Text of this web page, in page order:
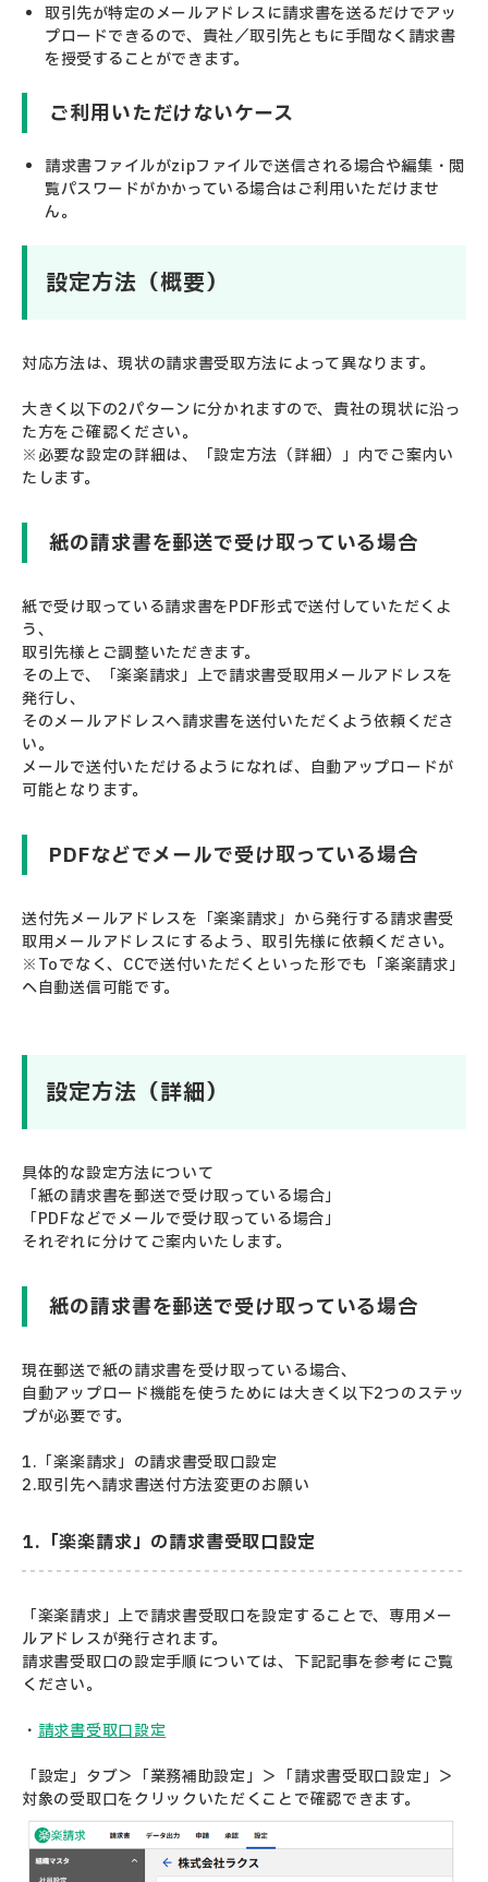
取引先が特定のメールアドレスに請求書を送るだけでアッ
プロードできるので、貴社／取引先ともに手間なく請求書
を授受することができます。
ご利用いただけないケース
請求書ファイルがzipファイルで送信される場合や編集・閲
覧パスワードがかかっている場合はご利用いただけませ
ん。
設定方法（概要）
対応方法は、現状の請求書受取方法によって異なります。
大きく以下の2パターンに分かれますので、貴社の現状に沿っ
た方をご確認ください。
※必要な設定の詳細は、「設定方法（詳細）」内でご案内い
たします。
紙の請求書を郵送で受け取っている場合
紙で受け取っている請求書をPDF形式で送付していただくよ
う、
取引先様とご調整いただきます。
その上で、「楽楽請求」上で請求書受取用メールアドレスを
発行し、
そのメールアドレスへ請求書を送付いただくよう依頼くださ
い。
メールで送付いただけるようになれば、自動アップロードが
可能となります。
PDFなどでメールで受け取っている場合
送付先メールアドレスを「楽楽請求」から発行する請求書受
取用メールアドレスにするよう、取引先様に依頼ください。
※Toでなく、CCで送付いただくといった形でも「楽楽請求」
へ自動送信可能です。
設定方法（詳細）
具体的な設定方法について
「紙の請求書を郵送で受け取っている場合」
「PDFなどでメールで受け取っている場合」
それぞれに分けてご案内いたします。
紙の請求書を郵送で受け取っている場合
現在郵送で紙の請求書を受け取っている場合、
自動アップロード機能を使うためには大きく以下2つのステッ
プが必要です。
1.「楽楽請求」の請求書受取口設定
2.取引先へ請求書送付方法変更のお願い
1.「楽楽請求」の請求書受取口設定
「楽楽請求」上で請求書受取口を設定することで、専用メー
ルアドレスが発行されます。
請求書受取口の設定手順については、下記記事を参考にご覧
ください。
・ 請求書受取口設定
「設定」タブ＞「業務補助設定」＞「請求書受取口設定」＞
対象の受取口をクリックいただくことで確認できます。